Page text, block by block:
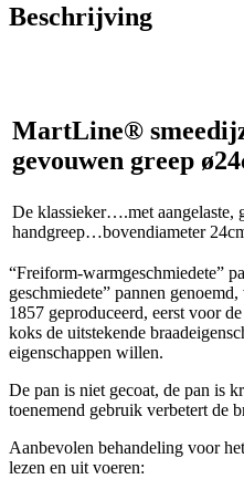
Beschrijving
MartLine®
gevouwen greep
De klassieker….met aangelaste,
handgreep…bovendiameter
“Freiform-warmgeschmiedete”
geschmiedete” pannen
1857 geproduceerd, eerst voor
koks de uitstekende
eigenschappen willen.
De pan is niet gecoat, de pan is
toenemend gebruik verbetert de
Aanbevolen behandeling voor
lezen en uit voeren: